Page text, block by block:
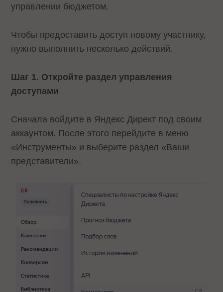
управлении бюджетом.
Чтобы предоставить доступ новому участнику,
нужно выполнить несколько действий.
Шаг 1. Откройте раздел управления
доступами
Сначала войдите в Яндекс Директ под своим
аккаунтом. После этого перейдите в меню
«Инструменты» и выберите раздел «Ваши
представители».